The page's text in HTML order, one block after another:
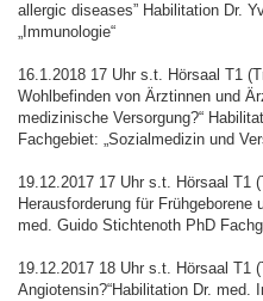
allergic diseases” Habilitation Dr.
„Immunologie“
16.1.2018 17 Uhr s.t. Hörsaal T1
Wohlbefinden von Ärztinnen und
medizinische Versorgung?“
Fachgebiet: „Sozialmedizin und
19.12.2017 17 Uhr s.t. Hörsaal T1
Herausforderung für Frühgeborene
med. Guido Stichtenoth PhD
19.12.2017 18 Uhr s.t. Hörsaal T1
Angiotensin?“Habilitation Dr. med.